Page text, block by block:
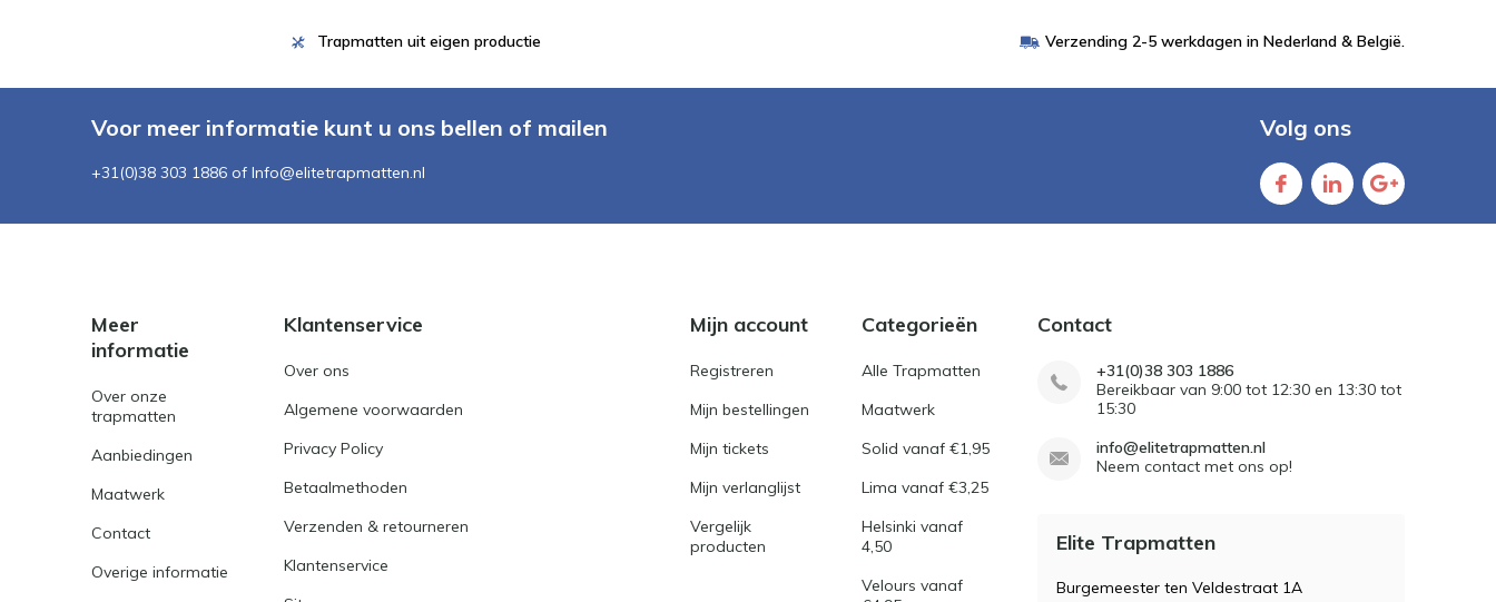
Trapmatten uit eigen productie Verzending 2-5 werkdagen in Nederland & België.
Voor meer informatie kunt u ons bellen of mailen
+31(0)38 303 1886 of Info@elitetrapmatten.nl
Volg ons
Meer
informatie
Over onze
trapmatten
Aanbiedingen
Maatwerk
Contact
Overige informatie
Klantenservice
Over ons
Algemene voorwaarden
Privacy Policy
Betaalmethoden
Verzenden & retourneren
Klantenservice
Mijn account
Registreren
Mijn bestellingen
Mijn tickets
Mijn verlanglijst
Vergelijk
producten
Categorieën
Alle Trapmatten
Maatwerk
Solid vanaf €1,95
Lima vanaf €3,25
Helsinki vanaf
4,50
Velours vanaf
Contact
+31(0)38 303 1886
Bereikbaar van 9:00 tot 12:30 en 13:30 tot
15:30
info@elitetrapmatten.nl
Neem contact met ons op!
Elite Trapmatten
Burgemeester ten Veldestraat 1A